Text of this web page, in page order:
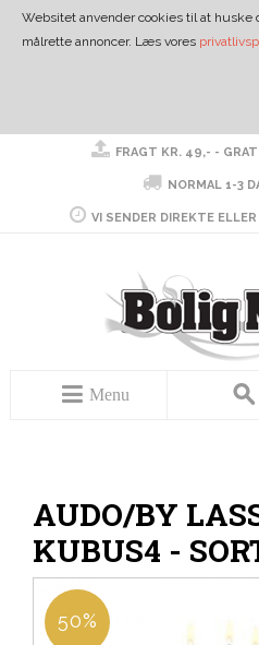
Websitet anvender cookies til at huske
målrette annoncer. Læs vores
FRAGT KR. 49,- -
NORMAL 1-3
VI SENDER DIREKTE
Menu
AUDO/BY
KUBUS4 -
50%